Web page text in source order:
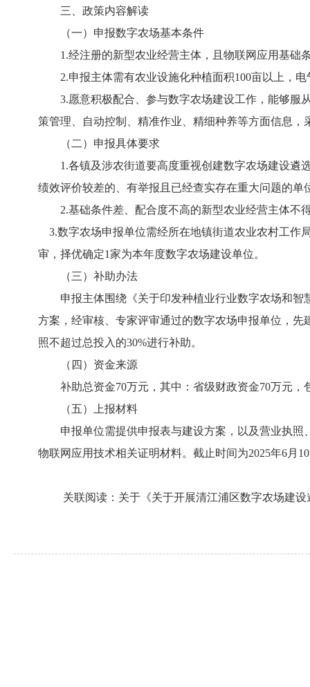
三、政策内容解读
（一）申报数字农场基本条件
1.经注册的新型农业经营主体，且物联网应用基础
2.申报主体需有农业设施化种植面积100亩以上，
3.愿意积极配合、参与数字农场建设工作，能够服
策管理、自动控制、精准作业、精细种养等方面信息
（二）申报具体要求
1.各镇及涉农街道要高度重视创建数字农场建设遴
绩效评价较差的、有举报且已经查实存在重大问题的单
2.基础条件差、配合度不高的新型农业经营主体不
3.数字农场申报单位需经所在地镇街道农业农村工作
审，择优确定1家为本年度数字农场建设单位。
（三）补助办法
申报主体围绕《关于印发种植业行业数字农场和
方案，经审核、专家评审通过的数字农场申报单位，
照不超过总投入的30%进行补助。
（四）资金来源
补助总资金70万元，其中：省级财政资金70万元
（五）上报材料
申报单位需提供申报表与建设方案，以及营业执
物联网应用技术相关证明材料。截止时间为2025年6月
关联阅读： 关于《关于开展清江浦区数字农场建